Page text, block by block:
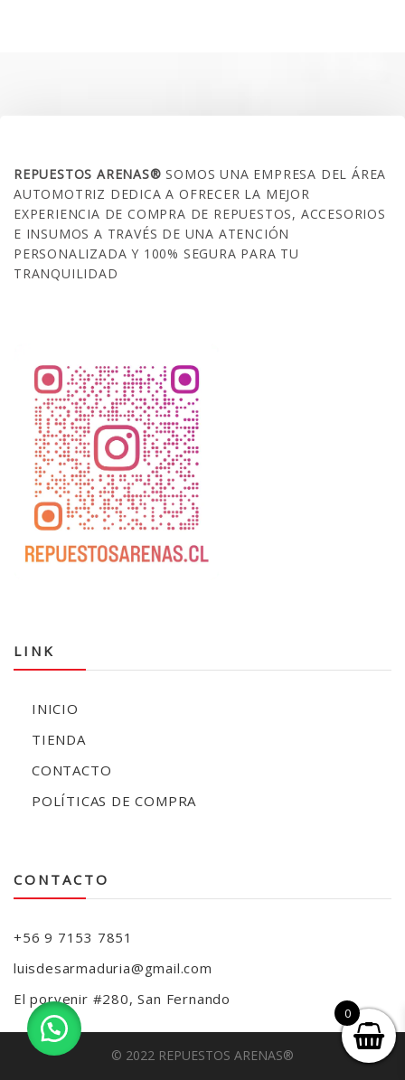
REPUESTOS ARENAS®SOMOS UNA EMPRESA DEL ÁREA
AUTOMOTRIZ DEDICA A OFRECER LA MEJOR
EXPERIENCIA DE COMPRA DE REPUESTOS, ACCESORIOS
E INSUMOS A TRAVÉS DE UNA ATENCIÓN
PERSONALIZADA Y 100% SEGURA PARA TU
TRANQUILIDAD
LINK
INICIO
TIENDA
CONTACTO
POLÍTICAS DE COMPRA
CONTACTO
+56 9 7153 7851
luisdesarmaduria@gmail.com
El porvenir #280, San Fernando
© 2022 REPUESTOS ARENAS®
0